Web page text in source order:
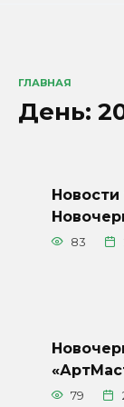
ГЛАВНАЯ
День:
83
79